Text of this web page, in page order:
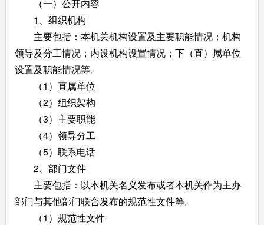
（一）公开内容
1、组织机构
主要包括：本机关机构设置及主要职能情况；机构
领导及分工情况；内设机构设置情况；下（直）属单位
设置及职能情况等。
（1）直属单位
（2）组织架构
（3）主要职能
（4）领导分工
（5）联系电话
2、部门文件
主要包括：以本机关名义发布或者本机关作为主办
部门与其他部门联合发布的规范性文件等。
（1）规范性文件